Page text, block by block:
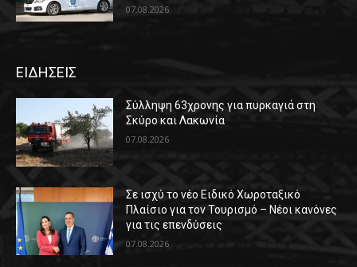
07.08.2026
ΕΙΔΗΣΕΙΣ
Σύλληψη 63χρονης για πυρκαγιά στη
Σκύρο και Λακωνία
07.08.2026
Σε ισχύ το νέο Ειδικό Χωροταξικό
Πλαίσιο για τον Τουρισμό – Νέοι κανόνες
για τις επενδύσεις
07.08.2026